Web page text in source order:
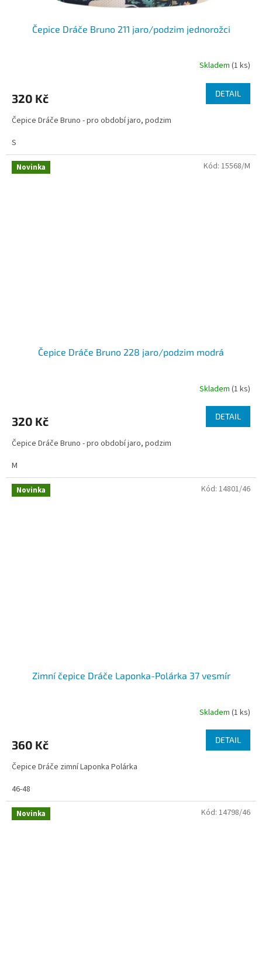
Čepice Dráče Bruno 211 jaro/podzim jednorožci
Skladem (1 ks)
320 Kč DETAIL
Čepice Dráče Bruno - pro období jaro, podzim
S
Novinka
Čepice Dráče Bruno 228 jaro/podzim modrá
Skladem (1 ks)
320 Kč DETAIL
Čepice Dráče Bruno - pro období jaro, podzim
M
Kód: 15568/M
Novinka
Zimní čepice Dráče Laponka-Polárka 37 vesmír
Skladem (1 ks)
360 Kč DETAIL
Čepice Dráče zimní Laponka Polárka
46-48
Kód: 14801/46
Novinka Kód: 14798/46